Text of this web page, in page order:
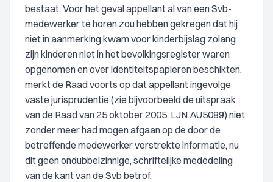
bestaat. Voor het geval appellant al van een Svb-
medewerker te horen zou hebben gekregen dat hij
niet in aanmerking kwam voor kinderbijslag zolang
zijn kinderen niet in het bevolkingsregister waren
opgenomen en over identiteitspapieren beschikten,
merkt de Raad voorts op dat appellant ingevolge
vaste jurisprudentie (zie bijvoorbeeld de uitspraak
van de Raad van 25 oktober 2005, LJN AU5089) niet
zonder meer had mogen afgaan op de door de
betreffende medewerker verstrekte informatie, nu
dit geen ondubbelzinnige, schriftelijke mededeling
van de kant van de Svb betrof.